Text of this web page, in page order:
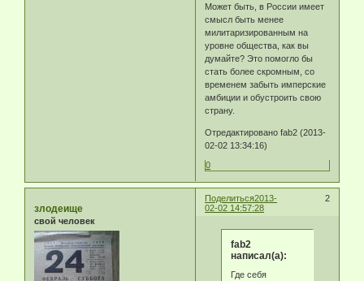
Может быть, в России имеет
смысл быть менее
милитаризированным на
уровне общества, как вы
думайте? Это помогло бы
стать более скромным, со
временем забыть имперские
амбиции и обустроить свою
страну.
Отредактировано fab2 (2013-
02-02 13:34:16)
0
Поделиться 2
2013-
02-02 14:57:28
злодеище
свой человек
fab2
написал(а):
Где себя